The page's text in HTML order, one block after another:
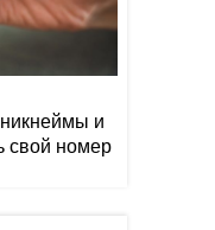
и
свой номер